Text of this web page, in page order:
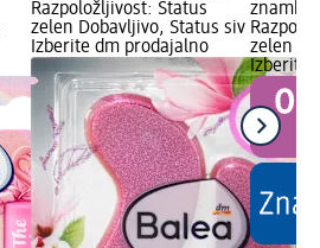
Razpoložljivost: Status
zelen Dobavljivo, Status siv
Izberite dm prodajalno
znamka
zelen
Izberite